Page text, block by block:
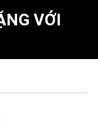
VỚI